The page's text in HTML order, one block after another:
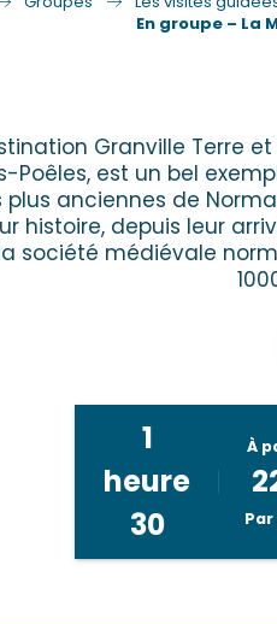
En groupe – La
Granville Terre
Poêles, est un bel
plus anciennes de
histoire, depuis leur
société médiévale
1
heure
30
À